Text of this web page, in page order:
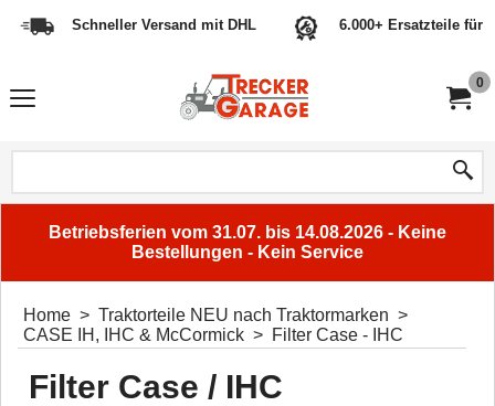
Schneller Versand mit DHL 6.000+ Ersatzteile für
0
Betriebsferien vom 31.07. bis 14.08.2026 - Keine
Bestellungen - Kein Service
Home > Traktorteile NEU nach Traktormarken >
CASE IH, IHC & McCormick > Filter Case - IHC
Filter Case / IHC